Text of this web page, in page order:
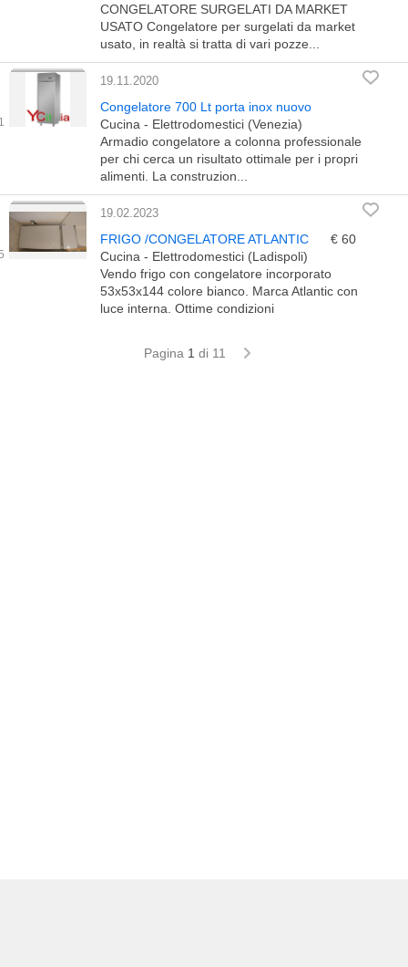
CONGELATORE SURGELATI DA MARKET
USATO Congelatore per surgelati da market
usato, in realtà si tratta di vari pozze...
19.11.2020
Congelatore 700 Lt porta inox nuovo
Cucina - Elettrodomestici (Venezia)
Armadio congelatore a colonna professionale
per chi cerca un risultato ottimale per i propri
alimenti. La construzion...
19.02.2023
FRIGO /CONGELATORE ATLANTIC
€ 60
Cucina - Elettrodomestici (Ladispoli)
Vendo frigo con congelatore incorporato
53x53x144 colore bianco. Marca Atlantic con
luce interna. Ottime condizioni
Pagina 1 di 11